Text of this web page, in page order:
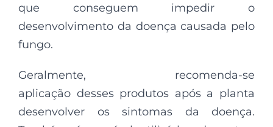
que conseguem impedir o
desenvolvimento da doença causada pelo
fungo.
Geralmente, recomenda-se
aplicação desses produtos após a planta
desenvolver os sintomas da doença.